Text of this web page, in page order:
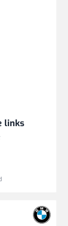
links